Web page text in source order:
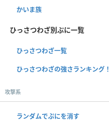
かいま族
ひっさつわざ別ぷに一覧
ひっさつわざ一覧
ひっさつわざの強さランキング！
攻撃系
ランダムでぷにを消す